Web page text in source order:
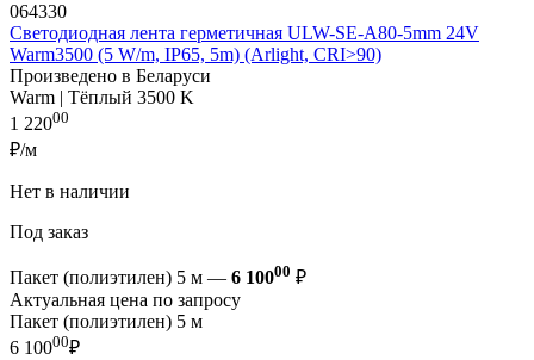
064330
Светодиодная лента герметичная ULW-SE-A80-5mm 24V
Warm3500 (5 W/m, IP65, 5m) (Arlight, CRI>90)
Произведено в Беларуси
Warm | Тёплый 3500 K
1 22000
₽/м
Нет в наличии
Под заказ
Пакет (полиэтилен) 5 м — 6 10000 ₽
Актуальная цена по запросу
Пакет (полиэтилен) 5 м
6 10000₽